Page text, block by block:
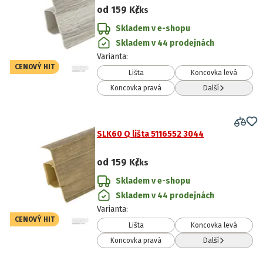
CENOVÝ HIT
od 159 Kč/ks
Skladem v e-shopu
Skladem v 44 prodejnách
Varianta:
Lišta
Koncovka levá
Koncovka pravá
Další
CENOVÝ HIT
SLK60 Q lišta 5116552 3044
od 159 Kč/ks
Skladem v e-shopu
Skladem v 44 prodejnách
Varianta:
Lišta
Koncovka levá
Koncovka pravá
Další